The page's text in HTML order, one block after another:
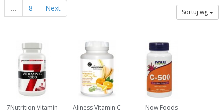
…
8 Next Sortuj wg
7Nutrition Vitamin
Aliness Vitamin C
Now Foods